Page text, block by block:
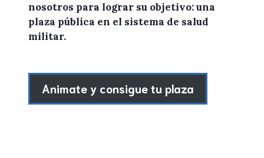
nosotros para lograr su objetivo: una
plaza pública en el sistema de salud
militar.
Animate y consigue tu plaza